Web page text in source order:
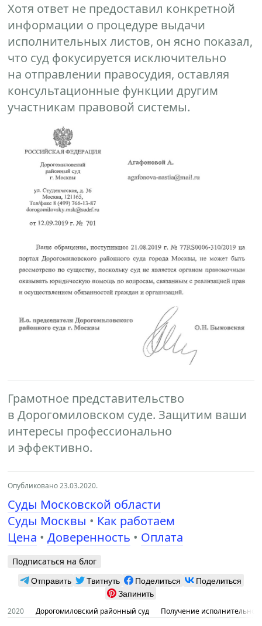
Хотя ответ не предоставил конкретной
информации о процедуре выдачи
исполнительных листов, он ясно показал,
что суд фокусируется исключительно
на отправлении правосудия, оставляя
консультационные функции другим
участникам правовой системы.
Грамотное представительство
в Дорогомиловском суде. Защитим ваши
интересы профессионально
и эффективно.
Опубликовано 23.03.2020.
Суды Московской области
Суды Москвы • Как работаем
Цена •Доверенность • Оплата
Подписаться на блог
Отправить Твитнуть Поделиться
Поделиться
Запинить
2020 Дорогомиловский районный суд Получение